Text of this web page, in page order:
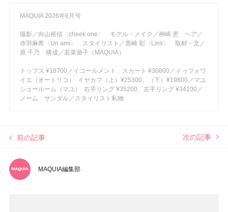
MAQUIA 2026年6月号
撮影／向山裕信〈cheek one〉 モデル・メイク／神崎 恵 ヘア／
赤羽麻希〈Un ami〉 スタイリスト／黒崎 彩〈Linx〉 取材・文／
原 千乃 構成／若菜遊子（MAQUIA）
トップス ¥18700／イコールメント スカート ¥30800／ドゥフォワ
イエ（オートリコ） イヤカフ（上）¥25300、（下）¥19800／マユ
ショールーム（マユ） 右手リング ¥35200、左手リング ¥34100／
ノーム サンダル／スタイリスト私物
前の記事 次の記事
MAQUIA編集部